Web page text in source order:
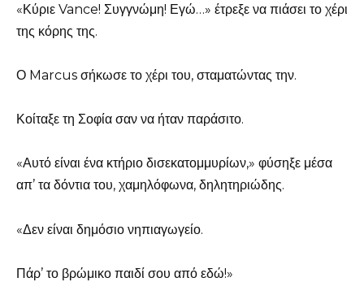
«Κύριε Vance! Συγγνώμη! Εγώ…» έτρεξε να πιάσει το χέρι
της κόρης της.
Ο Marcus σήκωσε το χέρι του, σταματώντας την.
Κοίταξε τη Σοφία σαν να ήταν παράσιτο.
«Αυτό είναι ένα κτήριο δισεκατομμυρίων,» φύσηξε μέσα
απ’ τα δόντια του, χαμηλόφωνα, δηλητηριώδης.
«Δεν είναι δημόσιο νηπιαγωγείο.
Πάρ’ το βρώμικο παιδί σου από εδώ!»